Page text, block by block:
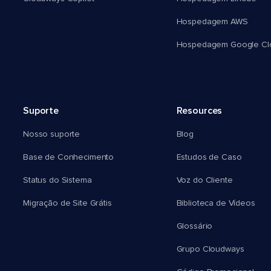
Hospedagem AWS
Hospedagem Google
Suporte
Nosso suporte
Base de Conhecimento
Status do Sistema
Migração de Site Grátis
Resources
Blog
Estudos de Caso
Voz do Cliente
Biblioteca de Vídeos
Glossário
Grupo Cloudways